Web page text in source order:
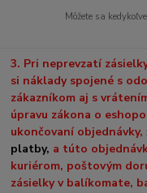
Môžete sa
3. Pri neprevzatí
si náklady spojené s
zákazníkom aj s
úpravu zákona o
ukončovaní objednávky,
platby, a túto
kuriérom, poštovým
zásielky v balíkomate,